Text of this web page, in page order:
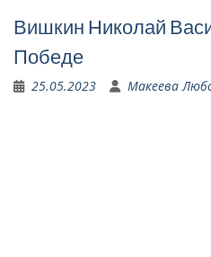
Вишкин Николай
Победе
25.05.2023 Макеева